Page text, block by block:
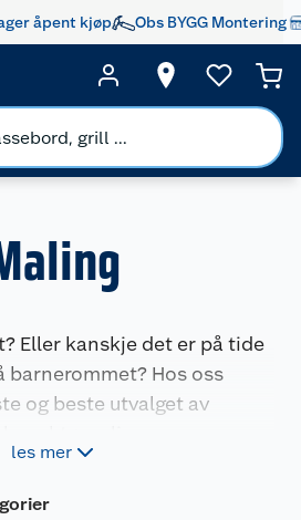
åpent kjøp Obs BYGG Montering
Eller kanskje det er på tide
barnerommet? Hos oss
og beste utvalget av
les mer